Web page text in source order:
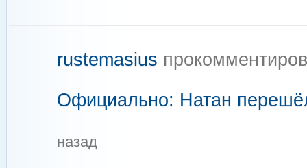
rustemasius
Официально: Натан
назад